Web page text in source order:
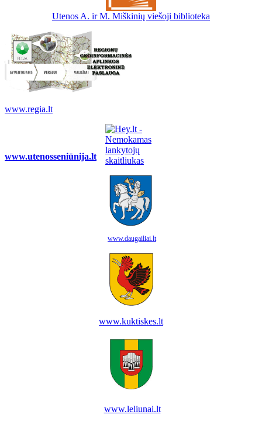
Utenos A. ir M. Miškinių viešoji biblioteka
www.regia.lt
www.utenosseniūnija.lt
www.daugailiai.lt
www.kuktiskes.lt
www.leliunai.lt